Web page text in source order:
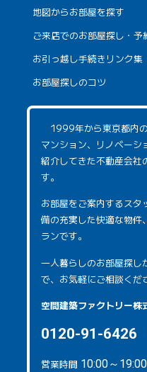
地図からお部屋を探す
ご来店でのお部屋探し・予
お引っ越し手続きリンク集
お部屋探しのコツ
1999年から東京都内
マンション、リノベーシ
紹介してきた不動産会社
す。
お部屋をご案内するスタ
備の充実した快適な物件
ランです。
一人暮らしのお部屋探し
で、お気軽にご相談くだ
空間建築ファクトリー株
0120-91-6426
営業時間 10:00～19:00